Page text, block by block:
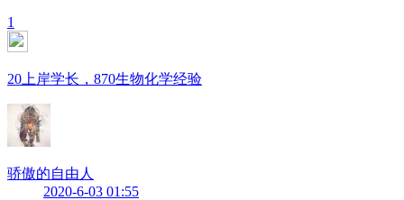
1
20上岸学长，870生物化学经验
骄傲的自由人
2020-6-03 01:55